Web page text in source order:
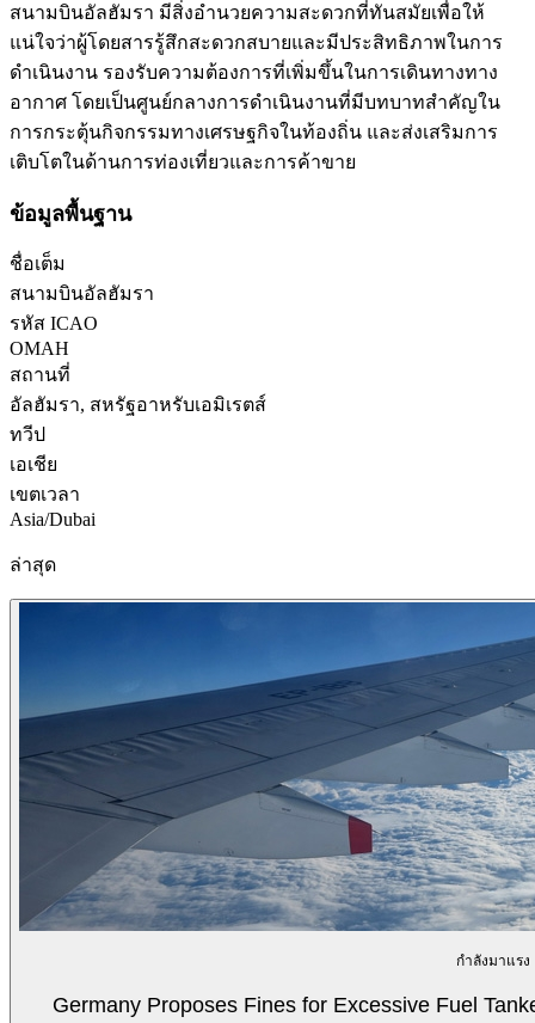
สนามบินอัลฮัมรา มีสิ่งอำนวยความสะดวกที่ทันสมัยเพื่อให้
แน่ใจว่าผู้โดยสารรู้สึกสะดวกสบายและมีประสิทธิภาพในการ
ดำเนินงาน รองรับความต้องการที่เพิ่มขึ้นในการเดินทางทาง
อากาศ โดยเป็นศูนย์กลางการดำเนินงานที่มีบทบาทสำคัญใน
การกระตุ้นกิจกรรมทางเศรษฐกิจในท้องถิ่น และส่งเสริมการ
เติบโตในด้านการท่องเที่ยวและการค้าขาย
ข้อมูลพื้นฐาน
ชื่อเต็ม
สนามบินอัลฮัมรา
รหัส ICAO
OMAH
สถานที่
อัลฮัมรา, สหรัฐอาหรับเอมิเรตส์
ทวีป
เอเชีย
เขตเวลา
Asia/Dubai
ล่าสุด
กำลังมาแรง
Germany Proposes Fines for Excessive Fuel